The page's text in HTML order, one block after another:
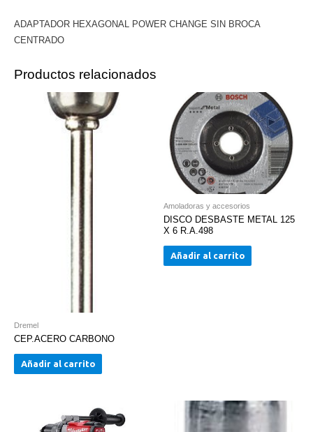
ADAPTADOR HEXAGONAL POWER CHANGE SIN BROCA
CENTRADO
Productos relacionados
Dremel
CEP.ACERO CARBONO
Añadir al carrito
Amoladoras y accesorios
DISCO DESBASTE METAL 125
X 6 R.A.498
Añadir al carrito